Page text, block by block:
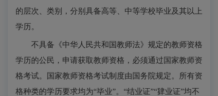
的层次、类别，分别具备高等、中等学校毕业及其以上
学历。
不具备 《中华人民共和国教师法》 规定的教师资格
学历的公民，申请获取教师资格，必须通过国家教师资
格考试。国家教师资格考试制度由国务院规定。所有资
格种类的学历要求均为“毕业”。“结业证”“肄业证”均不